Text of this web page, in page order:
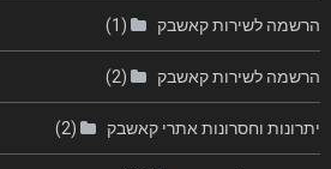
הרשמה לשירות קאשבק (1)
הרשמה לשירות קאשבק (2)
יתרונות וחסרונות אתרי קאשבק (2)